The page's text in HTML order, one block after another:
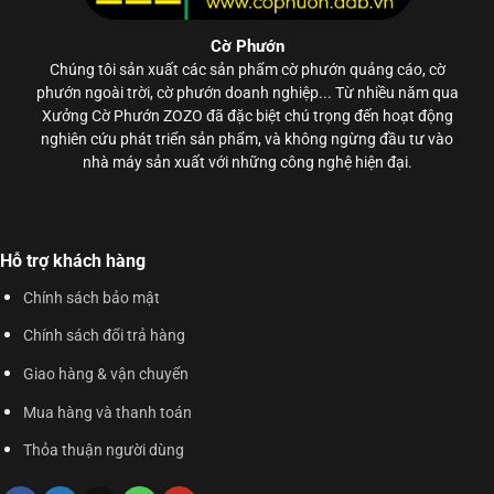
Cờ Phướn
Chúng tôi sản xuất các sản phẩmcờ phướn quảng cáo, cờ
phướn ngoài trời, cờ phướn doanh nghiệp... Từ nhiều năm qua
Xưởng Cờ Phướn ZOZO đã đặc biệt chú trọng đến hoạt động
nghiên cứu phát triển sản phẩm, và không ngừng đầu tư vào
nhà máy sản xuất với những công nghệ hiện đại.
Hỗ trợ khách hàng
Chính sách bảo mật
Chính sách đổi trả hàng
Giao hàng & vận chuyển
Mua hàng và thanh toán
Thỏa thuận người dùng